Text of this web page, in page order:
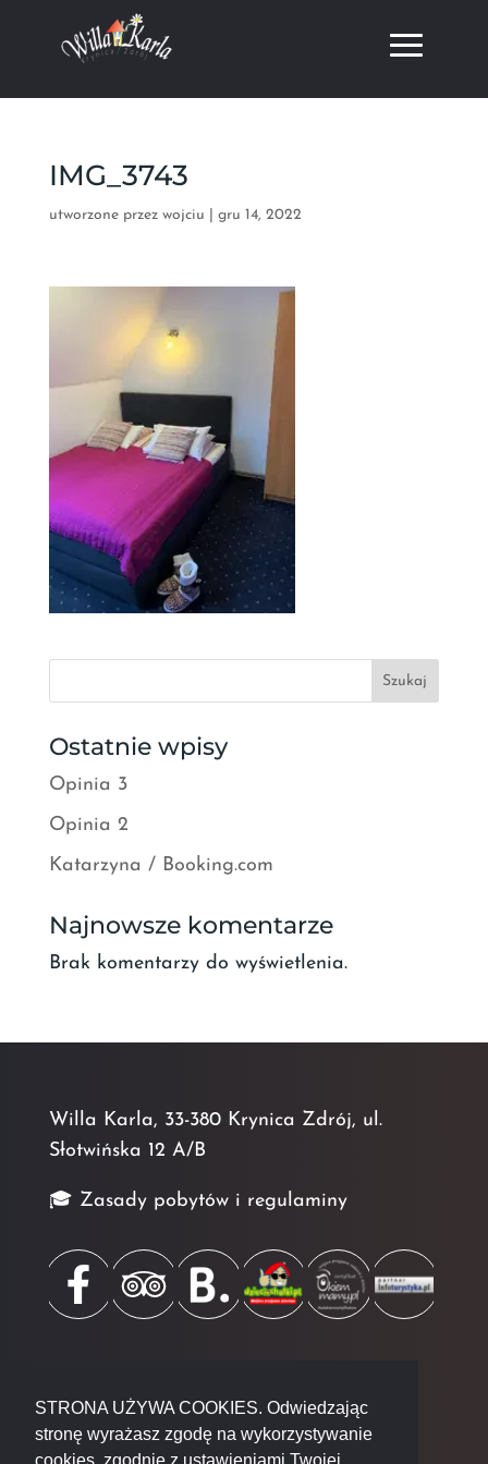
IMG_3743
utworzone przez wojciu gru 14, 2022
Szukaj
Ostatnie wpisy
Opinia 3
Opinia 2
Katarzyna / Booking.com
Najnowsze komentarze
Brak komentarzy do wyświetlenia.
Willa Karla, 33-380 Krynica Zdrój, ul.
Słotwińska 12 A/B
🎓 Zasady pobytów i regulaminy
Wszelkie prawa zastrzeżone © 2024 by
STRONA UŻYWA COOKIES. Odwiedzając
stronę wyrażasz zgodę na wykorzystywanie